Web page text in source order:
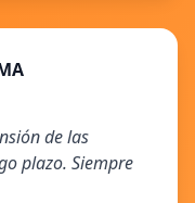
de las
plazo. Siempre